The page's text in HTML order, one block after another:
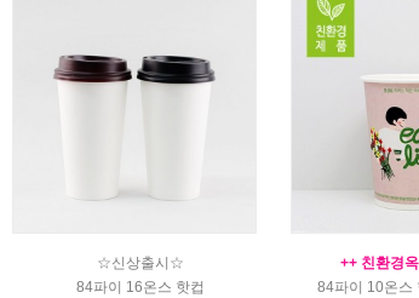
☆신상출시☆
84파이 16온스 핫컵
++ 친환경
84파이 10온스